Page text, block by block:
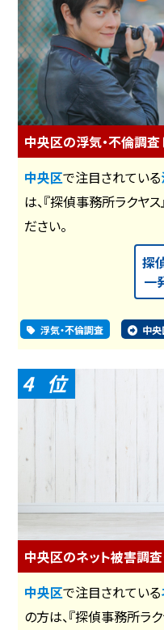
中央区の浮気・不倫調査
中央区で注目されている
は、『探偵事務所ラクヤ
ださい。
探
一
浮気・不倫調査 中央
4
中央区のネット被害調
中央区で注目されている
の方は、『探偵事務所ラ